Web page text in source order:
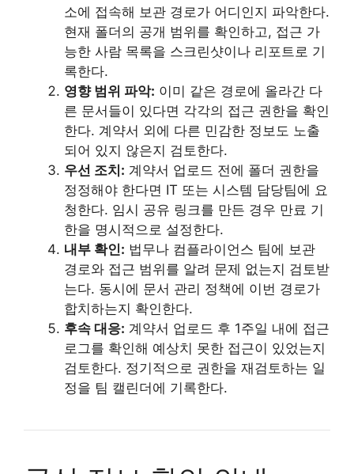
소에 접속해 보관 경로가 어디인지 파악한다.
현재 폴더의 공개 범위를 확인하고, 접근 가
능한 사람 목록을 스크린샷이나 리포트로 기
록한다.
영향 범위 파악: 이미 같은 경로에 올라간 다
른 문서들이 있다면 각각의 접근 권한을 확인
한다. 계약서 외에 다른 민감한 정보도 노출
되어 있지 않은지 검토한다.
우선 조치: 계약서 업로드 전에 폴더 권한을
정정해야 한다면 IT 또는 시스템 담당팀에 요
청한다. 임시 공유 링크를 만든 경우 만료 기
한을 명시적으로 설정한다.
내부 확인: 법무나 컴플라이언스 팀에 보관
경로와 접근 범위를 알려 문제 없는지 검토받
는다. 동시에 문서 관리 정책에 이번 경로가
합치하는지 확인한다.
후속 대응: 계약서 업로드 후 1주일 내에 접근
로그를 확인해 예상치 못한 접근이 있었는지
검토한다. 정기적으로 권한을 재검토하는 일
정을 팀 캘린더에 기록한다.